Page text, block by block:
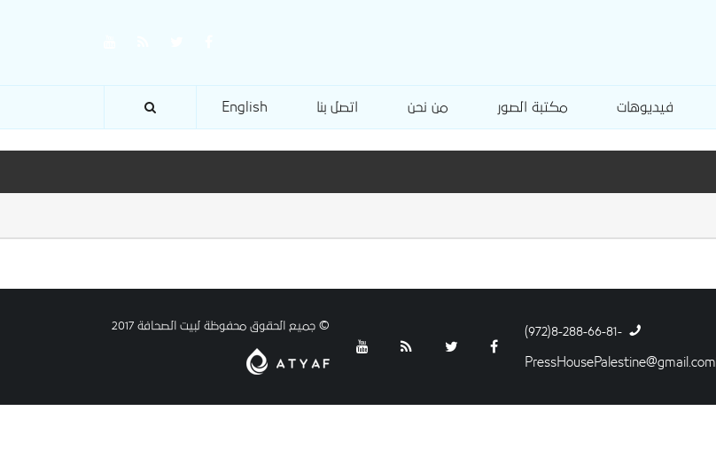
فيديوهات مكتبة الصور من نحن اتصل بنا English
-8-288-66-81(972)
PressHousePalestine@gmail.com
© جميع الحقوق محفوظة لبيت الصحافة 2017